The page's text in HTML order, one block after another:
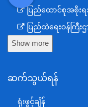
ပြည်ထောင်စုအစိုးရ
ပြည်ထဲရေးဝန်ကြီးဌ
ကာကွယ်ရေးဝန်ကြီးဌ
စီမံကိန်း၊ဘဏ္ဍာရေး
ရင်းနှီးမြှုပ်နှံမှုနှင့်
Show more
ဆက်သွယ်ရန်
ရုံးဖွင့်ချိန်